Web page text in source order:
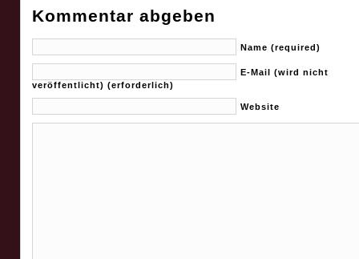
Kommentar abgeben
Name (required)
E-Mail (wird nicht
veröffentlicht) (erforderlich)
Website